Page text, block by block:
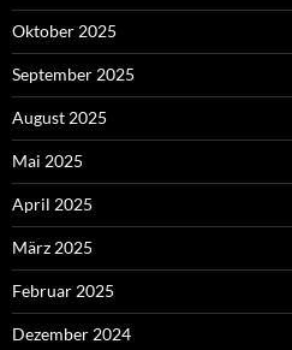
Oktober 2025
September 2025
August 2025
Mai 2025
April 2025
März 2025
Februar 2025
Dezember 2024